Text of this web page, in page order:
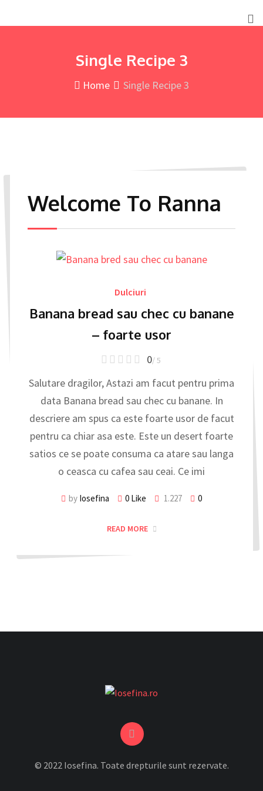
Single Recipe 3
Home Single Recipe 3
Welcome To Ranna
Dulciuri
Banana bread sau chec cu banane
– foarte usor
0/ 5
Salutare dragilor, Astazi am facut pentru prima
data Banana bread sau chec cu banane. In
descriere am spus ca este foarte usor de facut
pentru ca chiar asa este. Este un desert foarte
satios ce se poate consuma ca atare sau langa
o ceasca cu cafea sau ceai. Ce imi
by Iosefina 0 Like 1.227 0
READ MORE
© 2022 Iosefina. Toate drepturile sunt rezervate.